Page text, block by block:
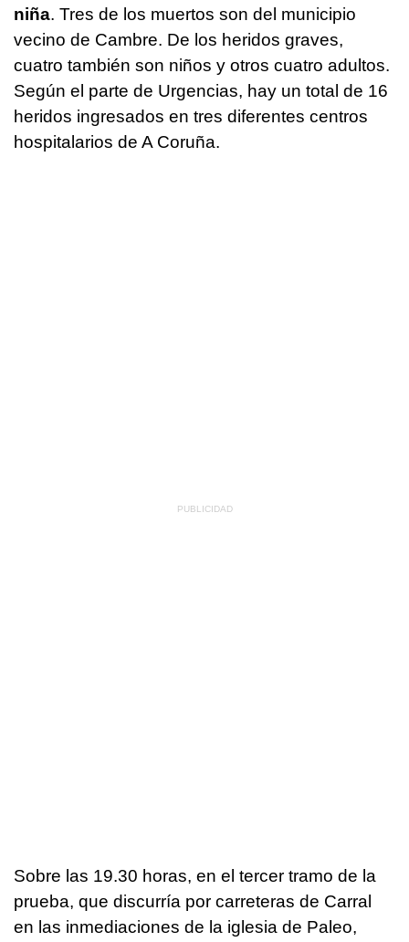
niña. Tres de los muertos son del municipio
vecino de Cambre. De los heridos graves,
cuatro también son niños y otros cuatro adultos.
Según el parte de Urgencias, hay un total de 16
heridos ingresados en tres diferentes centros
hospitalarios de A Coruña.
Sobre las 19.30 horas, en el tercer tramo de la
prueba, que discurría por carreteras de Carral
en las inmediaciones de la iglesia de Paleo,